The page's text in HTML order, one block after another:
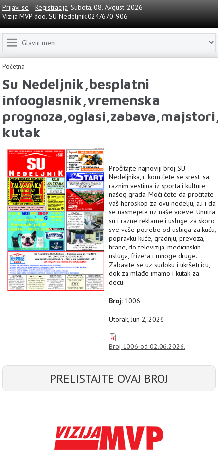
Prijavi se Registracija Subota, 08. Avgust. 2026
Vizija MVP doo, SU Nedeljnik,024/670-906
Početna
Su Nedeljnik,besplatni
infooglasnik,vremenska
kutak
Pročitajte najnoviji broj SU
Nedeljnika, u kom ćete se sresti sa
raznim vestima iz sporta i kulture
našeg grada. Moći ćete da pročitate
vaš horoskop za ovu nedelju, ali i da
se nasmejete uz naše viceve. Unutra
su i razne reklame i usluge za skoro
sve vaše potrebe od usluga za kuću,
popravku kuće, gradnju, prevoza,
hrane, do televizija, medicinskih
usluga, frizera i mnoge druge.
Zabavite se uz sudoku i ukršetnicu,
dok za mlađe imamo i kutak za
decu.
Broj: 1006
Utorak, Jun 2, 2026
Broj 1006 od 02.06.2026.
PRELISTAJTE OVAJ BROJ